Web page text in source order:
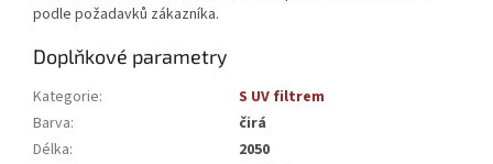
podle požadavků zákazníka.
Doplňkové parametry
Kategorie:
S UV filtrem
Barva:
čirá
Délka:
2050